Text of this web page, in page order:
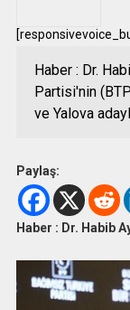
Haber : Dr.
Partisi'nin
ve Yalova
Paylaş:
Haber : Dr. Habib